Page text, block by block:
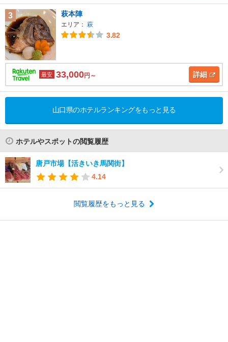
3 萩本陣
エリア： 萩
3.82
最安 33,000円～ 詳細
山口県のホテルランキングをもっと見る
ホテルやスポットの閲覧履歴
唐戸市場【活きいき馬関街】
4.14
閲覧履歴をもっと見る